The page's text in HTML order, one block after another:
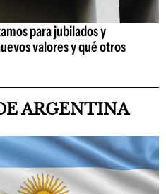
para jubilados y
valores y qué otros
ARGENTINA